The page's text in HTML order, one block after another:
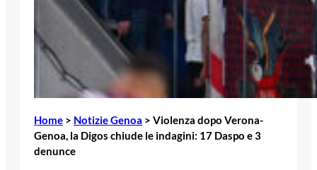
Home > Notizie Genoa > Violenza dopo Verona-
Genoa, la Digos chiude le indagini: 17 Daspo e 3
denunce